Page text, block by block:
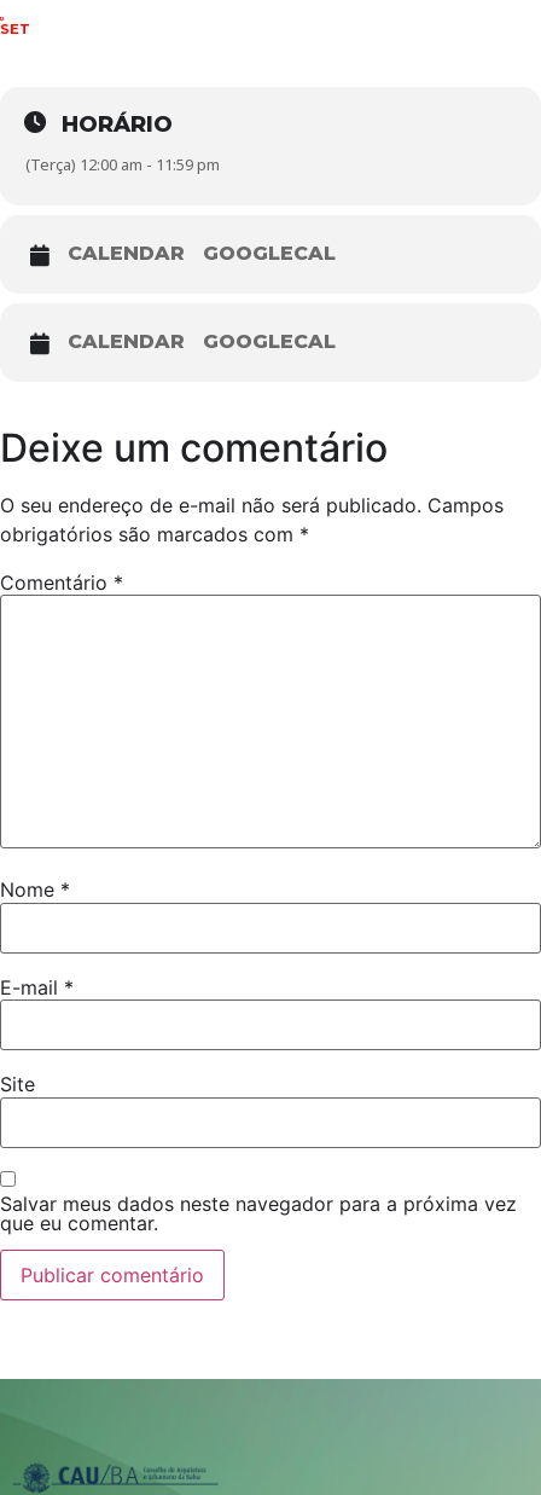
12
SET
HORÁRIO
(Terça) 12:00 am - 11:59 pm
CALENDAR GOOGLECAL
CALENDAR GOOGLECAL
Deixe um comentário
O seu endereço de e-mail não será publicado. Campos
obrigatórios são marcados com *
Comentário *
Nome *
E-mail *
Site
Salvar meus dados neste navegador para a próxima vez
que eu comentar.